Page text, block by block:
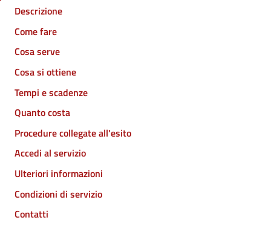
Descrizione
Come fare
Cosa serve
Cosa si ottiene
Tempi e scadenze
Quanto costa
Procedure collegate all'esito
Accedi al servizio
Ulteriori informazioni
Condizioni di servizio
Contatti